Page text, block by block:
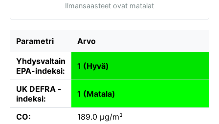
Ilmansaasteet ovat matalat
Parametri Arvo
Yhdysvaltain
EPA-indeksi:
1 (Hyvä)
UK DEFRA -
indeksi:
1 (Matala)
CO:
189.0 µg/m³